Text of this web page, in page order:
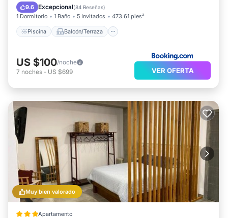
9.6 Excepcional(84 Reseñas)
1 Dormitorio 1 Baño 5 Invitados 473.61 pies²
Piscina Balcón/Terraza
Aire acondicionado
US $100/noche
7 noches - US $699 VER OFERTA
Muy bien valorado
Apartamento